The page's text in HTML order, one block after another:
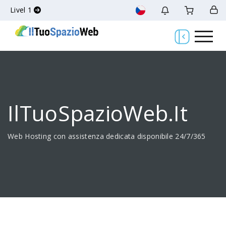
Livel 1
IlTuoSpazioWeb.it
Web Hosting con assistenza dedicata disponibile 24/7/365